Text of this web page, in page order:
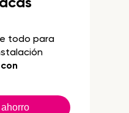
todo para